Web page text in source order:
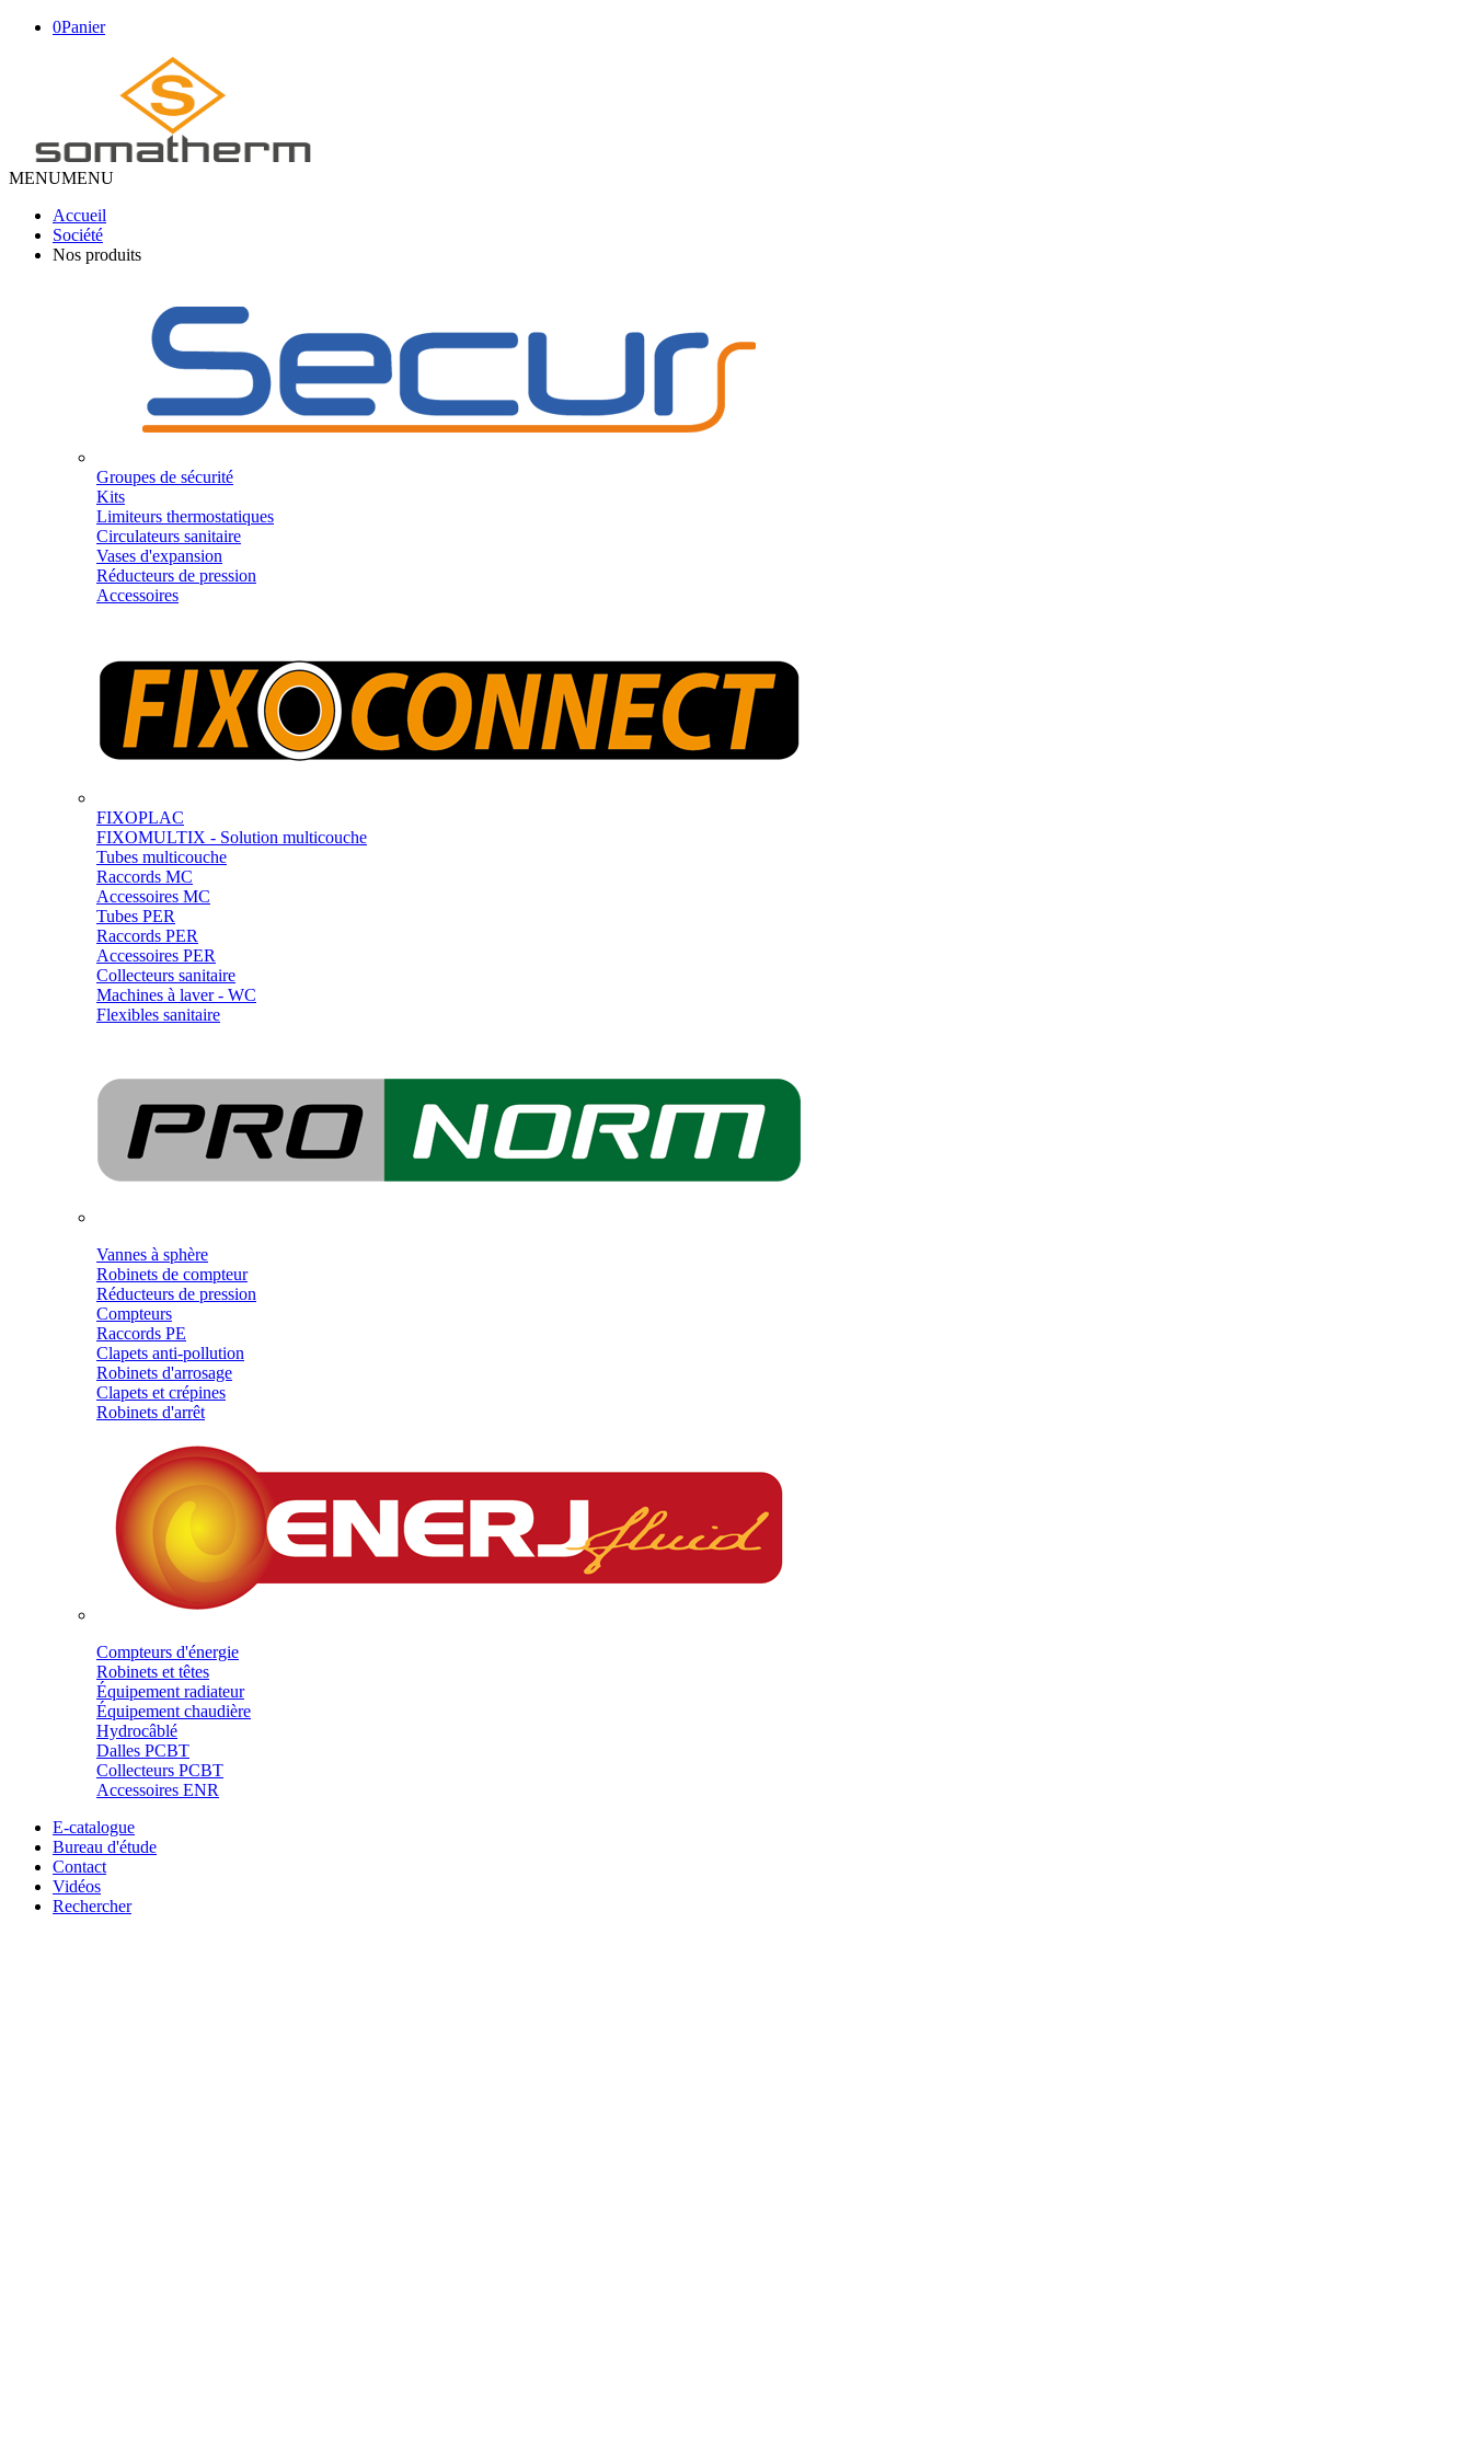
0Panier
MENUMENU
Accueil
Société
Nos produits
Groupes de sécurité
Kits
Limiteurs thermostatiques
Circulateurs sanitaire
Vases d'expansion
Réducteurs de pression
Accessoires
FIXOPLAC
FIXOMULTIX - Solution multicouche
Tubes multicouche
Raccords MC
Accessoires MC
Tubes PER
Raccords PER
Accessoires PER
Collecteurs sanitaire
Machines à laver - WC
Flexibles sanitaire
Vannes à sphère
Robinets de compteur
Réducteurs de pression
Compteurs
Raccords PE
Clapets anti-pollution
Robinets d'arrosage
Clapets et crépines
Robinets d'arrêt
Compteurs d'énergie
Robinets et têtes
Équipement radiateur
Équipement chaudière
Hydrocâblé
Dalles PCBT
Collecteurs PCBT
Accessoires ENR
E-catalogue
Bureau d'étude
Contact
Vidéos
Rechercher